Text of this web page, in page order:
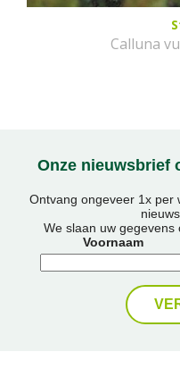
Calluna
Onze nieuwsbrief
Ontvang ongeveer 1x per
We slaan uw gegevens
Voornaam